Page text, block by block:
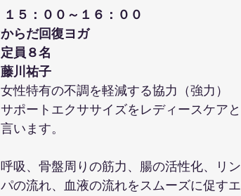
１５：００～１６：００
からだ回復ヨガ
定員８名
藤川祐子
女性特有の不調を軽減する協力（強力）
サポートエクササイズをレディースケアと
言います。
呼吸、骨盤周りの筋力、腸の活性化、リン
パの流れ、血液の流れをスムーズに促すエ